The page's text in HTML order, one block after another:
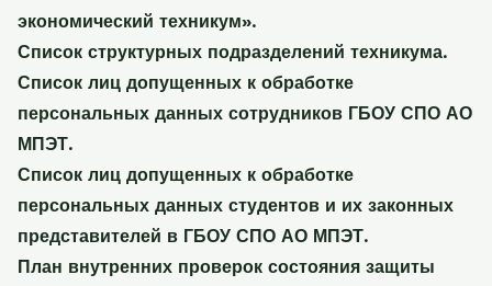
экономический техникум».
Список структурных подразделений техникума.
Список лиц допущенных к обработке
персональных данных сотрудников ГБОУ СПО АО
МПЭТ.
Список лиц допущенных к обработке
персональных данных студентов и их законных
представителей в ГБОУ СПО АО МПЭТ.
План внутренних проверок состояния защиты